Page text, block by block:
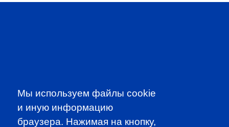
Мы используем файлы cookie
и иную информацию
браузера. Нажимая на кнопку,